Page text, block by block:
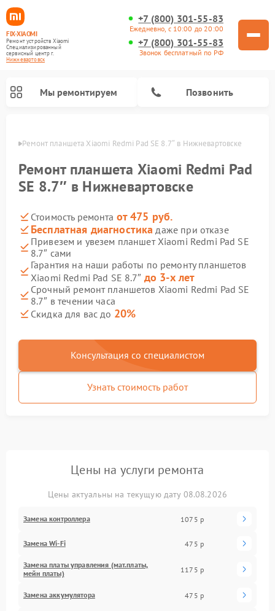
FIX-XIAOMI
Ремонт устройств Xiaomi
Специализированный
cервисный центр г.
Нижневартовск
+7 (800) 301-55-83
Ежедневно, с 10:00 до 20:00
+7 (800) 301-55-83
Звонок бесплатный по РФ
Мы ремонтируем Позвонить
Ремонт планшета Xiaomi Redmi Pad SE 8.7″ в Нижневартовске
Ремонт планшета Xiaomi Redmi Pad
SE 8.7″ в Нижневартовске
Стоимость ремонта от 475 руб.
Бесплатная диагностика даже при отказе
Привезем и увезем планшет Xiaomi Redmi Pad SE
8.7″ сами
Гарантия на наши работы по ремонту планшетов
Xiaomi Redmi Pad SE 8.7″ до 3-х лет
Срочный ремонт планшетов Xiaomi Redmi Pad SE
8.7″ в течении часа
Скидка для вас до 20%
Консультация со специалистом
Узнать стоимость работ
Цены на услуги ремонта
Цены актуальны на текущую дату 08.08.2026
Замена контроллера 1075 р
Замена Wi-Fi 475 р
Замена платы управления (мат.платы,
мейн платы)
1175 р
Замена аккумулятора 475 р